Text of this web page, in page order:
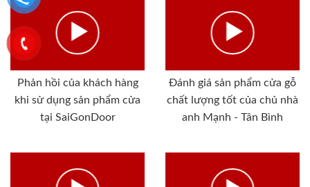
Phản hồi của khách hàng
khi sử dụng sản phẩm cửa
tại SaiGonDoor
Đánh giá sản phẩm cửa gỗ
chất lượng tốt của chủ nhà
anh Mạnh - Tân Bình